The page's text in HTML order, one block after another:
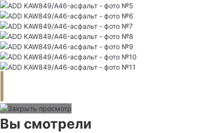
Вы смотрели